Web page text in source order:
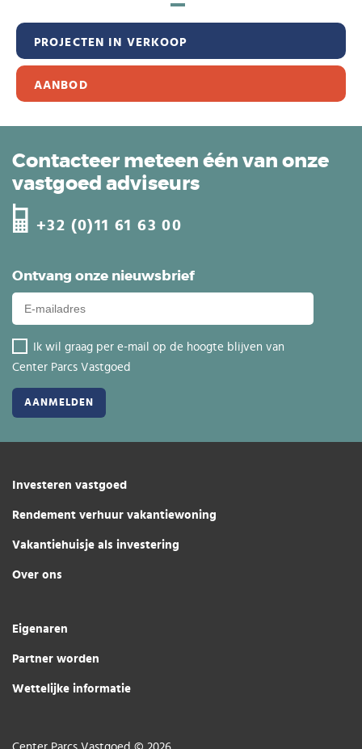
PROJECTEN IN VERKOOP
AANBOD
Ontvang onze nieuwsbrief
Ik wil graag per e-mail op de hoogte blijven van
Center Parcs Vastgoed
Contacteer meteen één van onze
vastgoed adviseurs
+32 (0)11 61 63 00
Investeren vastgoed
Rendement verhuur vakantiewoning
Vakantiehuisje als investering
Over ons
Eigenaren
Partner worden
Wettelijke informatie